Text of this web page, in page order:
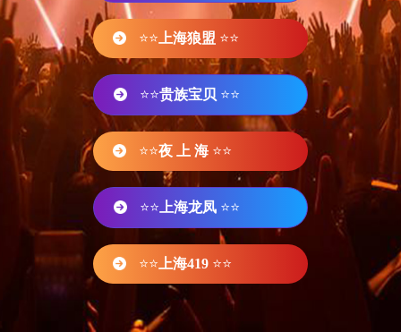
⭐⭐ 上海狼盟 ⭐⭐
⭐⭐贵族宝贝 ⭐⭐
⭐⭐夜 上 海 ⭐⭐
⭐⭐ 上海龙凤 ⭐⭐
⭐⭐ 上海419 ⭐⭐